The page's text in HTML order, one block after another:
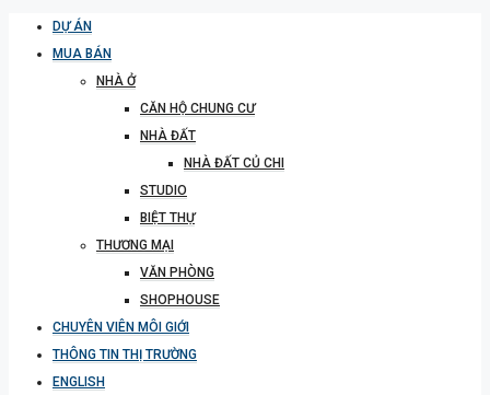
DỰ ÁN
MUA BÁN
NHÀ Ở
CĂN HỘ CHUNG CƯ
NHÀ ĐẤT
NHÀ ĐẤT CỦ CHI
STUDIO
BIỆT THỰ
THƯƠNG MẠI
VĂN PHÒNG
SHOPHOUSE
CHUYÊN VIÊN MÔI GIỚI
THÔNG TIN THỊ TRƯỜNG
ENGLISH